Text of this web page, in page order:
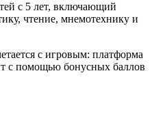
с 5 лет, включающий
чтение, мнемотехнику и
с игровым: платформа
с помощью бонусных баллов